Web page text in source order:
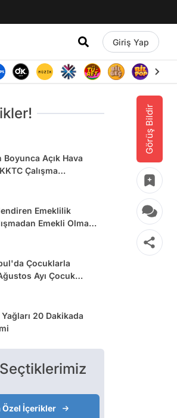
Giriş Yap
Görüş Bildir
Boyunca Açık Hava
Çalışma
Emeklilik
Emekli Olma
Çocuklarla
Ayı Çocuk
Yağları 20 Dakikada
Özel İçerikler